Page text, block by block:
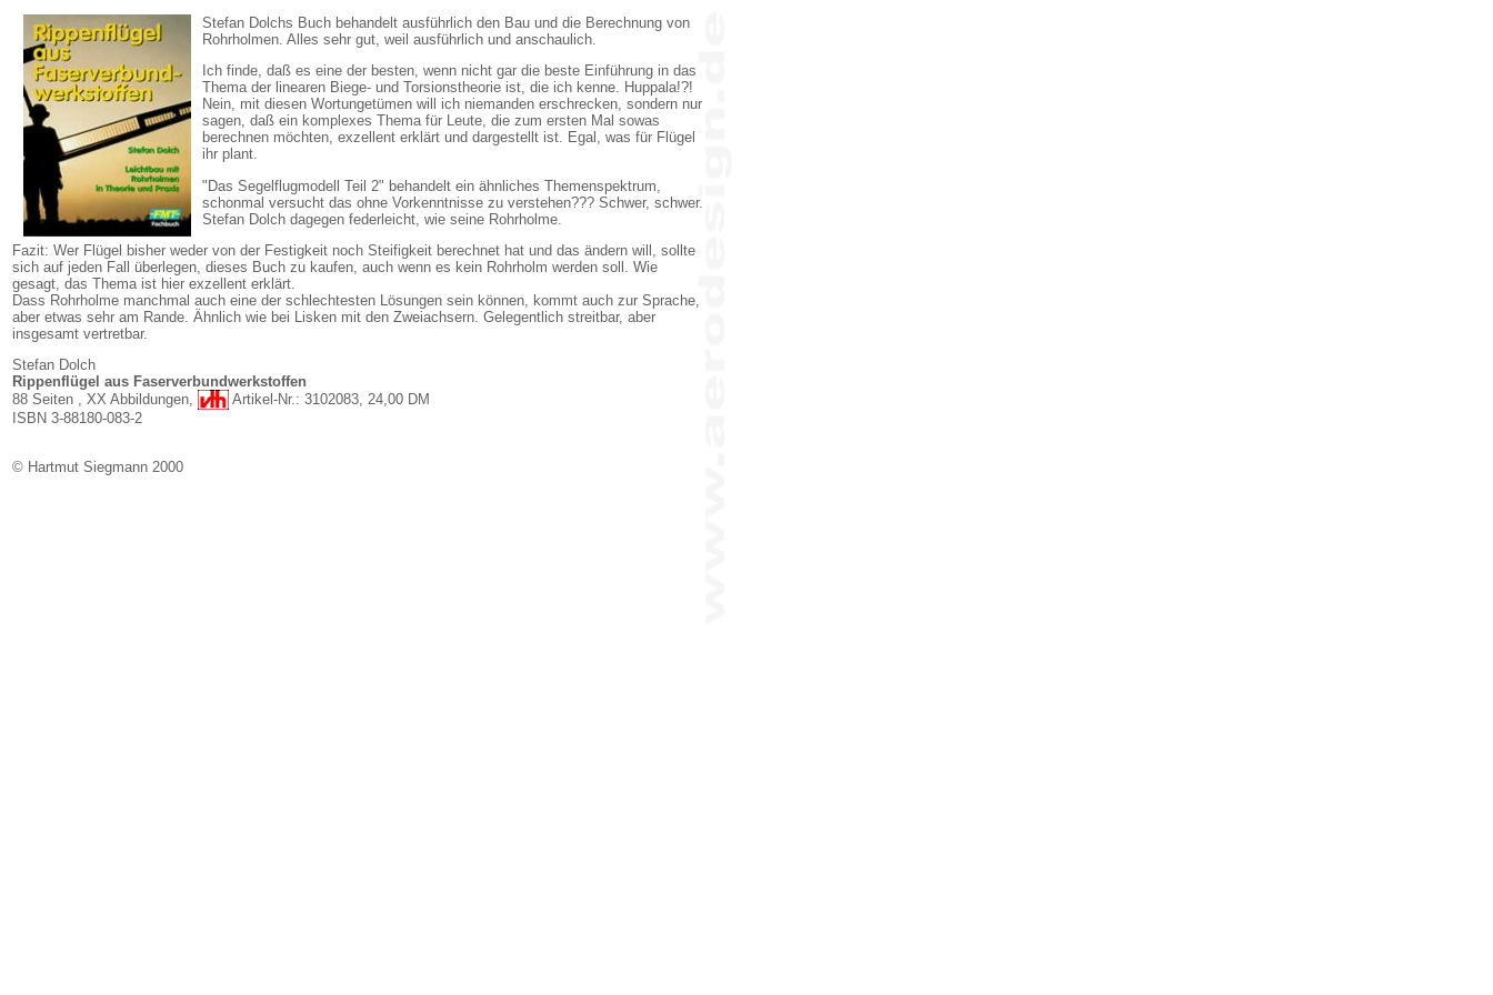
Stefan Dolchs Buch behandelt ausführlich den Bau und die Berechnung von
Rohrholmen. Alles sehr gut, weil ausführlich und anschaulich.
Ich finde, daß es eine der besten, wenn nicht gar die beste Einführung in das
Thema der linearen Biege- und Torsionstheorie ist, die ich kenne. Huppala!?!
Nein, mit diesen Wortungetümen will ich niemanden erschrecken, sondern nur
sagen, daß ein komplexes Thema für Leute, die zum ersten Mal sowas
berechnen möchten, exzellent erklärt und dargestellt ist. Egal, was für Flügel
ihr plant.
"Das Segelflugmodell Teil 2" behandelt ein ähnliches Themenspektrum,
schonmal versucht das ohne Vorkenntnisse zu verstehen??? Schwer, schwer.
Stefan Dolch dagegen federleicht, wie seine Rohrholme.
Fazit: Wer Flügel bisher weder von der Festigkeit noch Steifigkeit berechnet hat und das ändern will, sollte
sich auf jeden Fall überlegen, dieses Buch zu kaufen, auch wenn es kein Rohrholm werden soll. Wie
gesagt, das Thema ist hier exzellent erklärt.
Dass Rohrholme manchmal auch eine der schlechtesten Lösungen sein können, kommt auch zur Sprache,
aber etwas sehr am Rande. Ähnlich wie bei Lisken mit den Zweiachsern. Gelegentlich streitbar, aber
insgesamt vertretbar.
Stefan Dolch
Rippenflügel aus Faserverbundwerkstoffen
88 Seiten , XX Abbildungen,
Artikel-Nr.: 3102083, 24,00 DM
ISBN 3-88180-083-2
© Hartmut Siegmann 2000